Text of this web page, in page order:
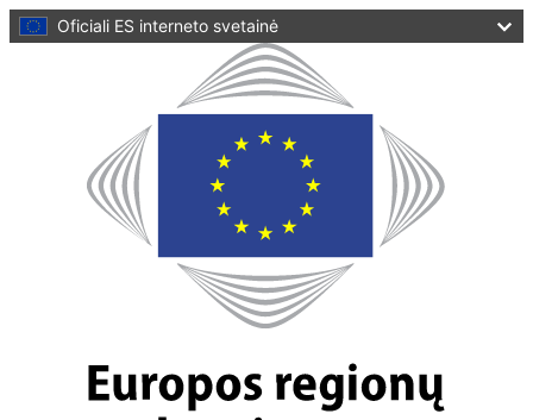
pagrindinį
turinį Oficiali ES interneto svetainė